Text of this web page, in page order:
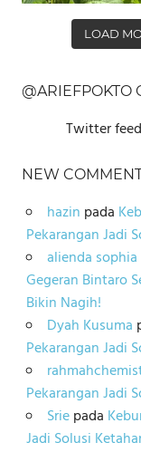
LOAD
@ARIEFPOKTO
Twitter
NEW
hazin pada
Pekarangan Jadi
alienda sophia
Gegeran Bintaro
Bikin Nagih!
Dyah Kusuma
Pekarangan Jadi
Pekarangan Jadi
Sriepada
Jadi Solusi